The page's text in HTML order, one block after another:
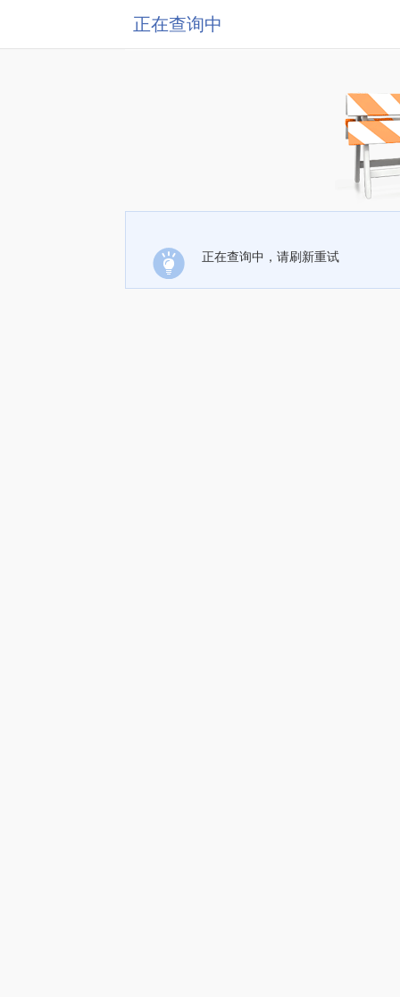
正在查询中
正在查询中，请刷新重试